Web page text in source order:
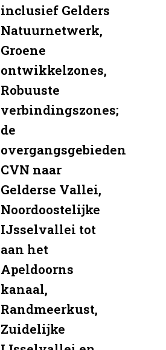
inclusief Gelders
Natuurnetwerk,
Groene
ontwikkelzones,
Robuuste
verbindingszones;
de
overgangsgebieden
CVN naar
Gelderse Vallei,
Noordoostelijke
IJsselvallei tot
aan het
Apeldoorns
kanaal,
Randmeerkust,
Zuidelijke